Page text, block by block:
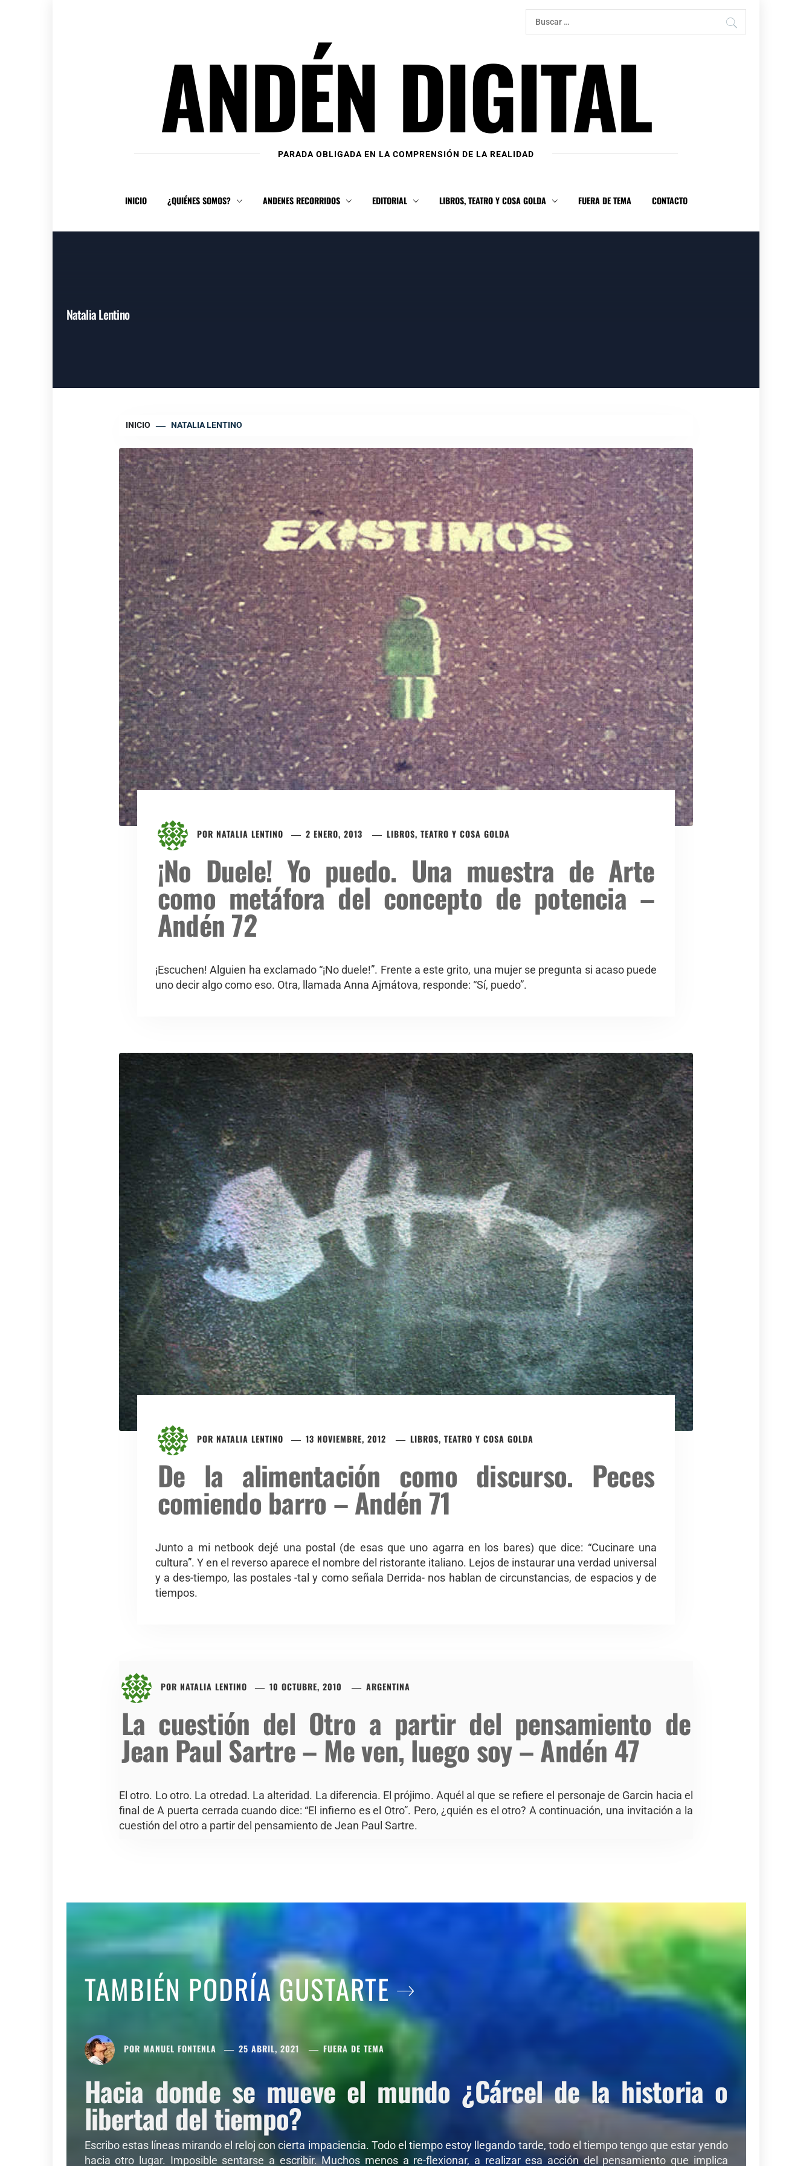
Buscar:
ANDÉN DIGITAL
PARADA OBLIGADA EN LA COMPRENSIÓN DE LA REALIDAD
INICIO ¿QUIÉNES SOMOS? ANDENES RECORRIDOS EDITORIAL LIBROS, TEATRO Y COSA GOLDA FUERA DE TEMA CONTACTO
Natalia Lentino
INICIO NATALIA LENTINO
POR NATALIA LENTINO 2 ENERO, 2013 LIBROS, TEATRO Y COSA GOLDA
¡No Duele! Yo puedo. Una muestra de Arte
como metáfora del concepto de potencia –
Andén 72
¡Escuchen! Alguien ha exclamado “¡No duele!”. Frente a este grito, una mujer se pregunta si acaso puede
uno decir algo como eso. Otra, llamada Anna Ajmátova, responde: “Sí, puedo”.
POR NATALIA LENTINO 13 NOVIEMBRE, 2012 LIBROS, TEATRO Y COSA GOLDA
De la alimentación como discurso. Peces
comiendo barro – Andén 71
Junto a mi netbook dejé una postal (de esas que uno agarra en los bares) que dice: “Cucinare una
cultura”. Y en el reverso aparece el nombre del ristorante italiano. Lejos de instaurar una verdad universal
y a des-tiempo, las postales -tal y como señala Derrida- nos hablan de circunstancias, de espacios y de
tiempos.
POR NATALIA LENTINO 10 OCTUBRE, 2010 ARGENTINA
La cuestión del Otro a partir del pensamiento de
Jean Paul Sartre – Me ven, luego soy – Andén 47
El otro. Lo otro. La otredad. La alteridad. La diferencia. El prójimo. Aquél al que se refiere el personaje de Garcin hacia el
final de A puerta cerrada cuando dice: “El infierno es el Otro”. Pero, ¿quién es el otro? A continuación, una invitación a la
cuestión del otro a partir del pensamiento de Jean Paul Sartre.
TAMBIÉN PODRÍA GUSTARTE
POR MANUEL FONTENLA 25 ABRIL, 2021 FUERA DE TEMA
Hacia donde se mueve el mundo ¿Cárcel de la historia o
libertad del tiempo?
Escribo estas líneas mirando el reloj con cierta impaciencia. Todo el tiempo estoy llegando tarde, todo el tiempo tengo que estar yendo
hacia otro lugar. Imposible sentarse a escribir. Muchos menos a re-flexionar, a realizar esa acción del pensamiento que implica